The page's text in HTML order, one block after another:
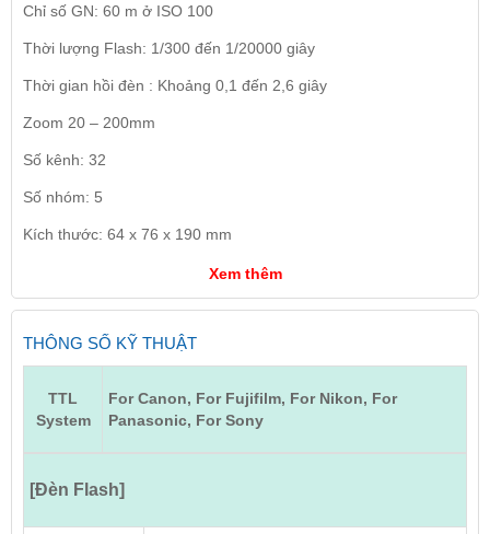
Chỉ số GN: 60 m ở ISO 100
Thời lượng Flash: 1/300 đến 1/20000 giây
Thời gian hồi đèn : Khoảng 0,1 đến 2,6 giây
Zoom 20 – 200mm
Số kênh: 32
Số nhóm: 5
Kích thước: 64 x 76 x 190 mm
Xem thêm
THÔNG SỐ KỸ THUẬT
TTL
System
For Canon, For Fujifilm, For Nikon, For
Panasonic, For Sony
[Đèn Flash]